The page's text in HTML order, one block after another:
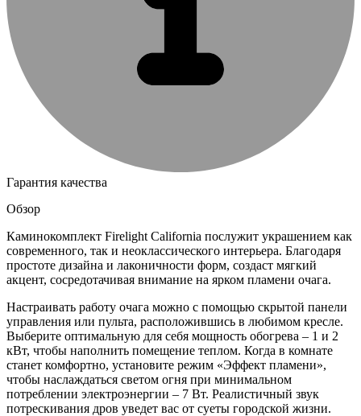
Гарантия качества
Обзор
Каминокомплект Firelight California послужит украшением как
современного, так и неоклассического интерьера. Благодаря
простоте дизайна и лаконичности форм, создаст мягкий
акцент, сосредотачивая внимание на ярком пламени очага.
Настраивать работу очага можно с помощью скрытой панели
управления или пульта, расположившись в любимом кресле.
Выберите оптимальную для себя мощность обогрева – 1 и 2
кВт, чтобы наполнить помещение теплом. Когда в комнате
станет комфортно, установите режим «Эффект пламени»,
чтобы наслаждаться светом огня при минимальном
потреблении электроэнергии – 7 Вт. Реалистичный звук
потрескивания дров уведет вас от суеты городской жизни.